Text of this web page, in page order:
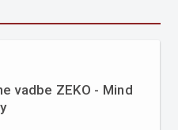
vadbe ZEKO - Mind